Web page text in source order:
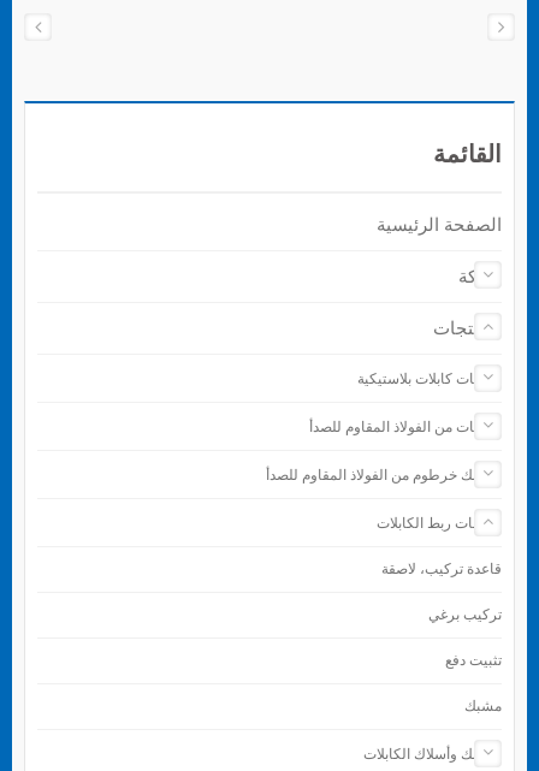
القائمة
الصفحة الرئيسية
شركة
المنتجات
رباطات كابلات بلاستيكية
رباطات من الفولاذ المقاوم للصدأ
مشابك خرطوم من الفولاذ المقاوم للصدأ
ملحقات ربط الكابلات
قاعدة تركيب، لاصقة
تركيب برغي
تثبيت دفع
مشبك
مشابك وأسلاك الكابلات